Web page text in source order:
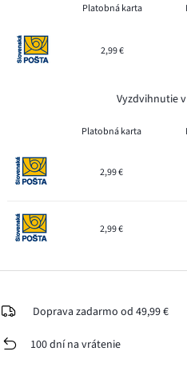
Platobná karta
2,99 €
Vyzdvihnutie
Platobná karta
2,99 €
2,99 €
Doprava zadarmo od 49,99 €
100 dní na vrátenie